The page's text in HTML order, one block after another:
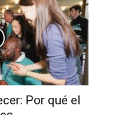
Por qué el